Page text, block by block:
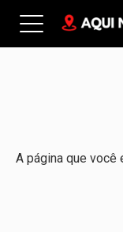
A página que